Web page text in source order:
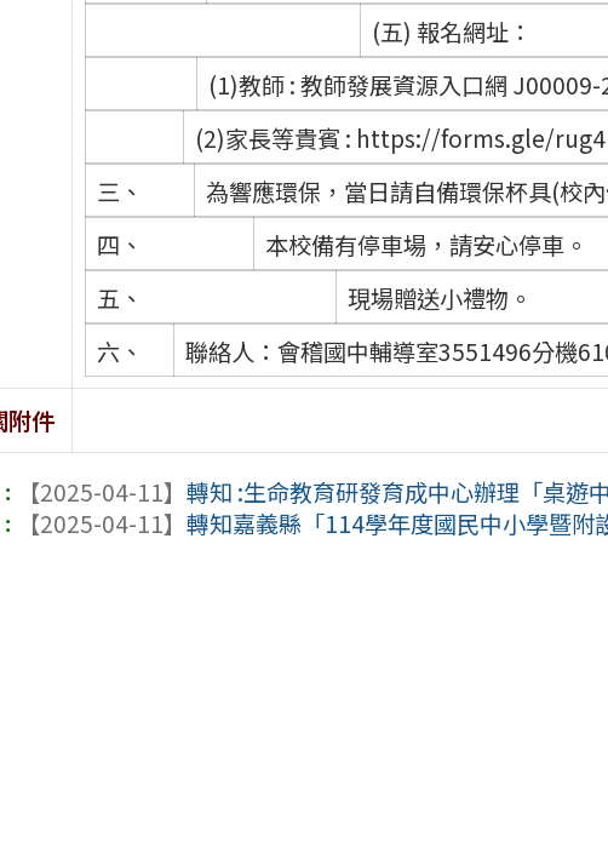
(五) 報名網址：
(1)教師 : 教師發展資源入口網 J00009-
(2)家長等貴賓 : https://forms.gle/
三、
為響應環保，當日請自備環保杯具(校
四、
本校備有停車場，請安心停車。
五、
現場贈送小禮物。
六、
聯絡人：會稽國中輔導室3551496分機
附件
【2025-04-11】轉知 :生命教育研發育成中心辦理「桌遊
【2025-04-11】轉知嘉義縣「114學年度國民中小學暨附